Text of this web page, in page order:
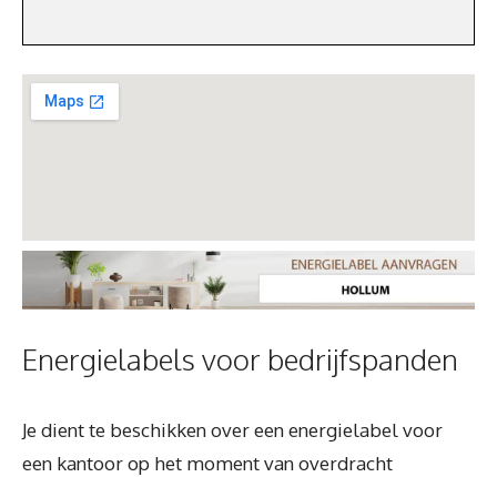
Energielabels voor bedrijfspanden
Je dient te beschikken over een energielabel voor
een kantoor op het moment van overdracht